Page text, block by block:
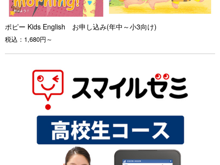
ポピー Kids English お申し込み(年中～小3向け)
税込： 1,680円～